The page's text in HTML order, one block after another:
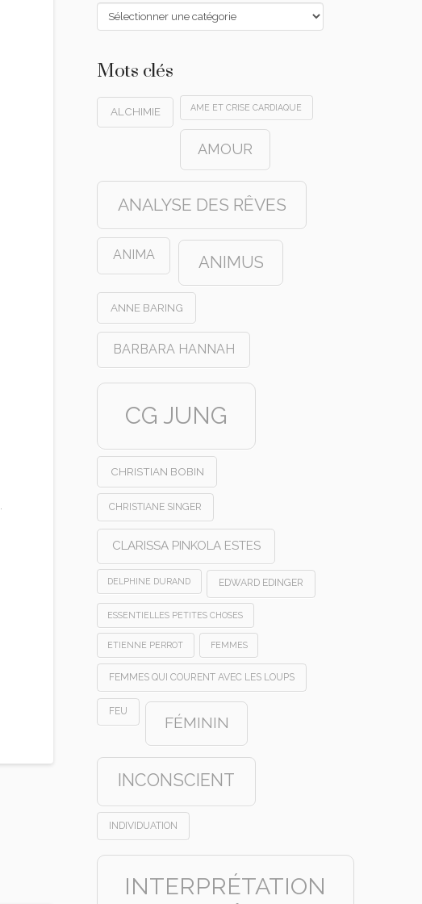
Catégories
Mots clés
ALCHIMIE AME ET CRISE CARDIAQUE
AMOUR
ANALYSE DES RÊVES
ANIMA ANIMUS
ANNE BARING
BARBARA HANNAH
CG JUNG
CHRISTIAN BOBIN
CHRISTIANE SINGER
CLARISSA PINKOLA ESTES
DELPHINE DURAND EDWARD EDINGER
ESSENTIELLES PETITES CHOSES
ETIENNE PERROT FEMMES
FEMMES QUI COURENT AVEC LES LOUPS
FEU
FÉMININ
INCONSCIENT
INDIVIDUATION
INTERPRÉTATION